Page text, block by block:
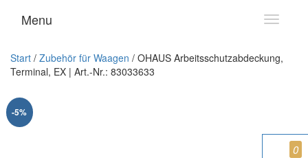
T
g
v
Menu
Start / Zubehör für Waagen / OHAUS Arbeitsschutzabdeckung,
Terminal, EX | Art.-Nr.: 83033633
-5%
0